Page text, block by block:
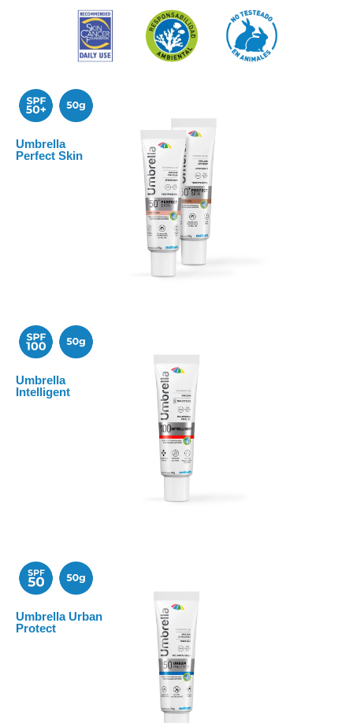
Umbrella
Perfect Skin
Umbrella Perfect Skin
Emulsión satinada que corrige imperfecciones y unifica el color de la
piel, dejándola con un acabado natural.
Conoce más
Umbrella
Intelligent
Umbrella Intelligent
Emulsión ligera que previene la aparicion de arrugas y manchas.
Conoce más
Umbrella Urban
Protect